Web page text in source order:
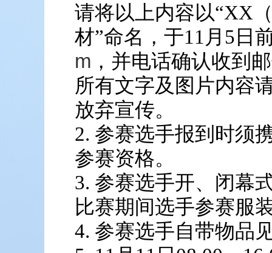
请将以上内容以“XX
材”命名，于11月5日
m ，并电话确认收到
所有文字及图片内容
放弃宣传。
2. 参赛选手报到时须
参赛资格。
3. 参赛选手开、闭幕
比赛期间选手参赛服
4. 参赛选手自带物品